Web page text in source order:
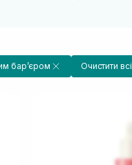
барʼєром Очистити всі